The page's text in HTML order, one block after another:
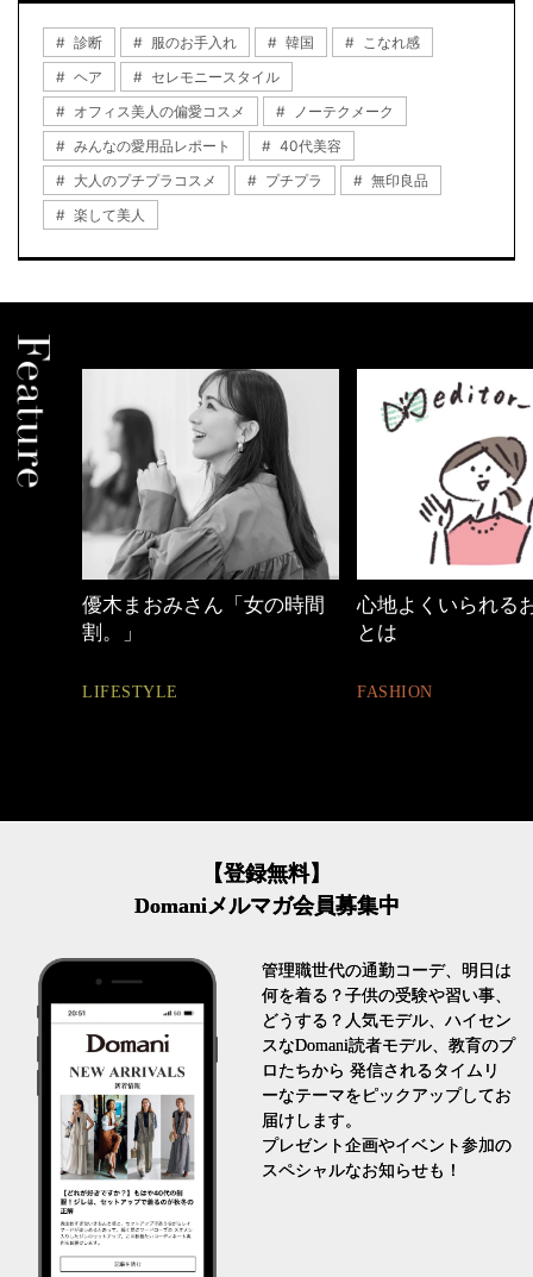
診断 服のお手入れ 韓国
こなれ感
ヘア
セレモニースタイル
オフィス美人の偏愛コスメ
ノーテクメーク
みんなの愛用品レポート
40代美容
大人のプチプラコスメ
プチプラ
無印良品
楽して美人
心地よくいられるおしゃれ
とは
FASHION
【ワーママのきれ
ュアル通勤】
FASHION
【登録無料】
Domaniメルマガ会員募集中
管理職世代の通勤コーデ、明日は
何を着る？子供の受験や習い事、
どうする？人気モデル、ハイセン
スなDomani読者モデル、教育のプ
ロたちから 発信されるタイムリ
ーなテーマをピックアップしてお
届けします。
プレゼント企画やイベント参加の
スペシャルなお知らせも！